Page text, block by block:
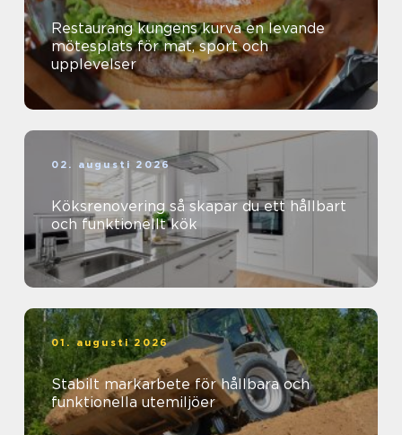
Restaurang kungens kurva en levande
mötesplats för mat, sport och
upplevelser
02. augusti 2026
Köksrenovering så skapar du ett hållbart
och funktionellt kök
01. augusti 2026
Stabilt markarbete för hållbara och
funktionella utemiljöer